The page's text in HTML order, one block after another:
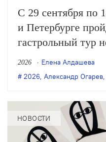
С 29 сентября по
и Петербурге
гастрольный тур
«Старого дома».
спектаклей
Золотовицкого и
а в Москве также
увидеть…
2026
Елена Алдашева
2026, Александр Огарев,
НОВОСТИ